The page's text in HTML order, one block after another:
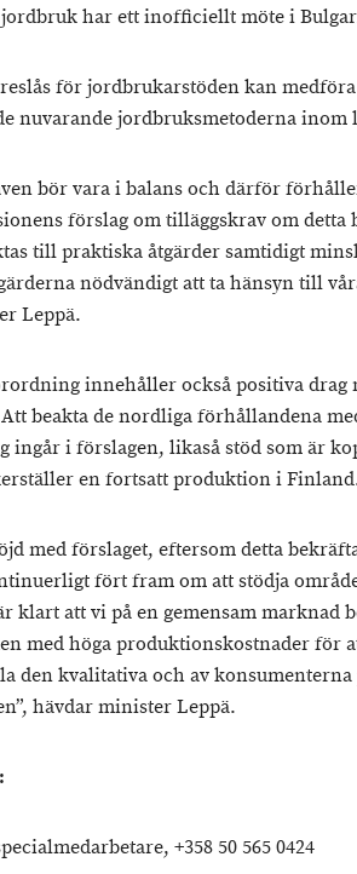
jordbruk har ett inofficiellt möte i
för jordbrukarstöden kan medföra
nuvarande jordbruksmetoderna inom
bör vara i balans och därför
förslag om tilläggskrav om detta
till praktiska åtgärder samtidigt
nödvändigt att ta hänsyn till
Leppä.
innehåller också positiva drag
beakta de nordliga förhållandena
ingår i förslagen, likaså stöd som är
en fortsatt produktion i
med förslaget, eftersom detta
fört fram om att stödja
klart att vi på en gemensam marknad
med höga produktionskostnader för
den kvalitativa och av
hävdar minister Leppä.
+358 50 565 0424